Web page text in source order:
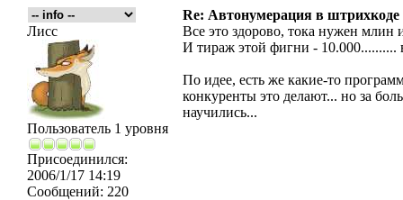
Re: Автонумерация в штрихкоде
Лисс
Пользователь 1 уровня
Присоединился:
2006/1/17 14:19
Сообщений: 220
Все это здорово, тока нужен
И тираж этой фигни - 10.000..........
По идее, есть же какие-то
конкуренты это делают... но за
научились...